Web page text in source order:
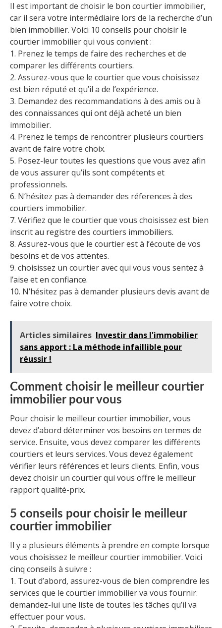
Il est important de choisir le bon courtier immobilier,
car il sera votre intermédiaire lors de la recherche d’un
bien immobilier. Voici 10 conseils pour choisir le
courtier immobilier qui vous convient :
1. Prenez le temps de faire des recherches et de
comparer les différents courtiers.
2. Assurez-vous que le courtier que vous choisissez
est bien réputé et qu’il a de l’expérience.
3. Demandez des recommandations à des amis ou à
des connaissances qui ont déjà acheté un bien
immobilier.
4. Prenez le temps de rencontrer plusieurs courtiers
avant de faire votre choix.
5. Posez-leur toutes les questions que vous avez afin
de vous assurer qu’ils sont compétents et
professionnels.
6. N’hésitez pas à demander des réferences à des
courtiers immobilier.
7. Vérifiez que le courtier que vous choisissez est bien
inscrit au registre des courtiers immobiliers.
8. Assurez-vous que le courtier est à l’écoute de vos
besoins et de vos attentes.
9. choisissez un courtier avec qui vous vous sentez à
l’aise et en confiance.
10. N’hésitez pas à demander plusieurs devis avant de
faire votre choix.
Articles similaires Investir dans l'immobilier
sans apport : La méthode infaillible pour
réussir !
Comment choisir le meilleur courtier
immobilier pour vous
Pour choisir le meilleur courtier immobilier, vous
devez d’abord déterminer vos besoins en termes de
service. Ensuite, vous devez comparer les différents
courtiers et leurs services. Vous devez également
vérifier leurs références et leurs clients. Enfin, vous
devez choisir un courtier qui vous offre le meilleur
rapport qualité-prix.
5 conseils pour choisir le meilleur
courtier immobilier
Il y a plusieurs éléments à prendre en compte lorsque
vous choisissez le meilleur courtier immobilier. Voici
cinq conseils à suivre :
1. Tout d’abord, assurez-vous de bien comprendre les
services que le courtier immobilier va vous fournir.
demandez-lui une liste de toutes les tâches qu’il va
effectuer pour vous.